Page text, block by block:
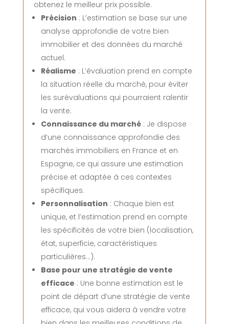
obtenez le meilleur prix possible.
Précision : L’estimation se base sur une
analyse approfondie de votre bien
immobilier et des données du marché
actuel.
Réalisme : L’évaluation prend en compte
la situation réelle du marché, pour éviter
les surévaluations qui pourraient ralentir
la vente.
Connaissance du marché: Je dispose
d’une connaissance approfondie des
marchés immobiliers en France et en
Espagne, ce qui assure une estimation
précise et adaptée à ces contextes
spécifiques.
Personnalisation : Chaque bien est
unique, et l’estimation prend en compte
les spécificités de votre bien (localisation,
état, superficie, caractéristiques
particulières…).
Base pour une stratégie de vente
efficace : Une bonne estimation est le
point de départ d’une stratégie de vente
efficace, qui vous aidera à vendre votre